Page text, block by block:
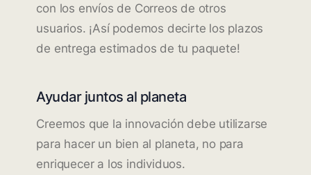
con los envíos de Correos de otros
usuarios. ¡Así podemos decirte los plazos
de entrega estimados de tu paquete!
Ayudar juntos al planeta
Creemos que la innovación debe utilizarse
para hacer un bien al planeta, no para
enriquecer a los individuos.